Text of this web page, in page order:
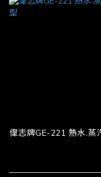
偉志牌GE-221 熱水.蒸